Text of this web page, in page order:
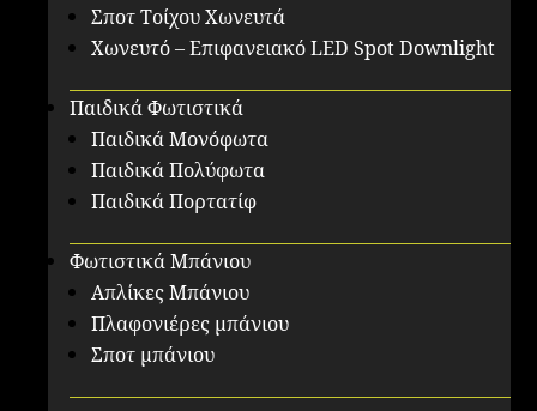
Σποτ Τοίχου Χωνευτά
Χωνευτό – Επιφανειακό LED Spot Downlight
Παιδικά Φωτιστικά
Παιδικά Μονόφωτα
Παιδικά Πολύφωτα
Παιδικά Πορτατίφ
Φωτιστικά Μπάνιου
Απλίκες Μπάνιου
Πλαφονιέρες μπάνιου
Σποτ μπάνιου